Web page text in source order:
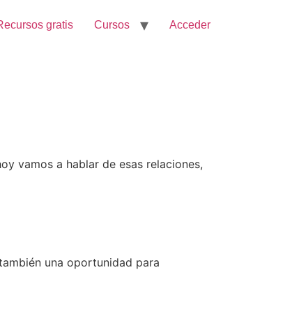
gratis Cursos Acceder
vamos a hablar de esas relaciones,
una oportunidad para